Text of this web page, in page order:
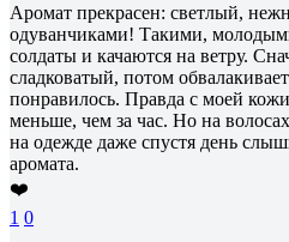
Аромат прекрасен: светлый,
одуванчиками! Такими,
солдаты и качаются на ветру.
сладковатый, потом
понравилось. Правда с моей
меньше, чем за час. Но на
на одежде даже спустя день
аромата.
❤️
1 0